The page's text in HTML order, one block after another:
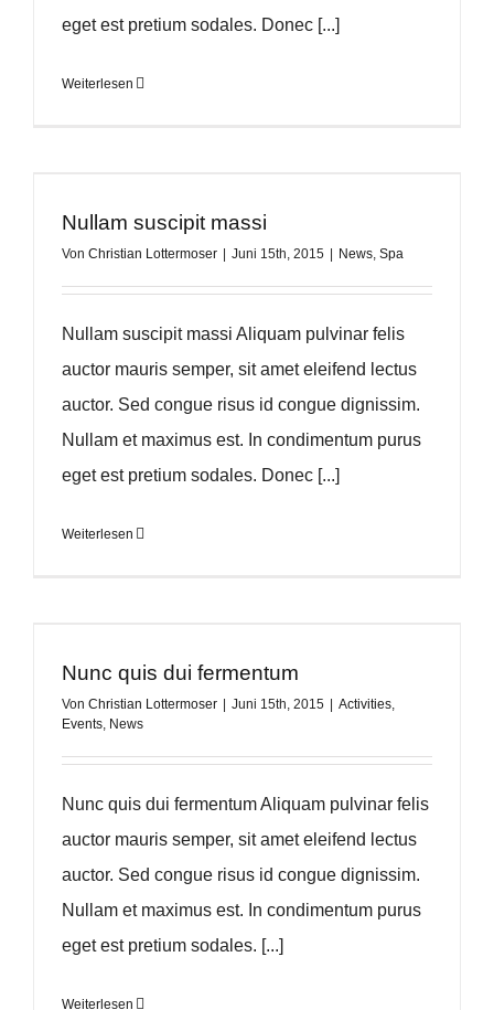
eget est pretium sodales. Donec [...]
Weiterlesen
Nullam suscipit massi
Von Christian Lottermoser Juni 15th, 2015 News, Spa
Nullam suscipit massi Aliquam pulvinar felis
auctor mauris semper, sit amet eleifend lectus
auctor. Sed congue risus id congue dignissim.
Nullam et maximus est. In condimentum purus
eget est pretium sodales. Donec [...]
Weiterlesen
Nunc quis dui fermentum
Von Christian Lottermoser Juni 15th, 2015 Activities,
Events, News
Nunc quis dui fermentum Aliquam pulvinar felis
auctor mauris semper, sit amet eleifend lectus
auctor. Sed congue risus id congue dignissim.
Nullam et maximus est. In condimentum purus
eget est pretium sodales. [...]
Weiterlesen